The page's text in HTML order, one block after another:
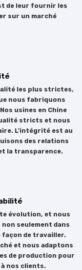
de leur fournir les
sur un marché
les plus strictes,
nous fabriquons
usines en Chine
stricts et nous
L'intégrité est au
des relations
la transparence.
évolution, et nous
seulement dans
façon de travailler.
et nous adaptons
de production pour
nos clients.